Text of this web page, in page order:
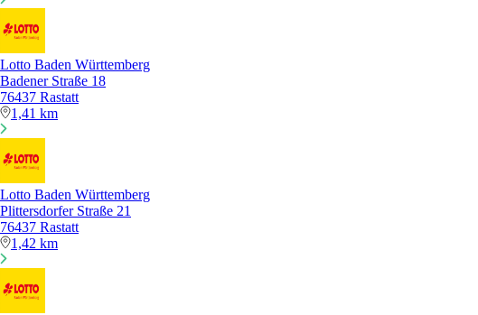
Lotto Baden Württemberg
Badener Straße 18
76437 Rastatt
1,41 km
Lotto Baden Württemberg
Plittersdorfer Straße 21
76437 Rastatt
1,42 km